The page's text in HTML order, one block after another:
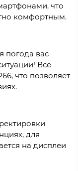
что
комфортным.
погода вас
Все
что позволяет
для
на дисплеи